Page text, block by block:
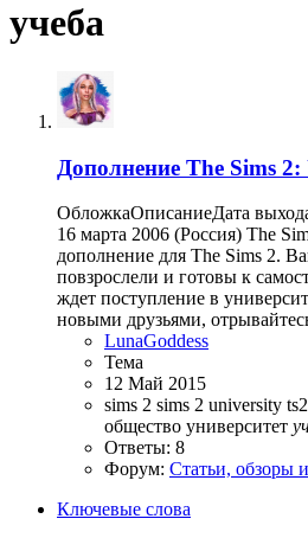
учеба
Дополнение The Sims 2:
ОбложкаОписаниеДата
16 марта 2006 (Россия) The
дополнение для The Sims 2.
повзрослели и готовы к
ждет поступление в
новыми друзьями,
LunaGoddess
Тема
12 Май 2015
sims 2 sims 2 university ts2
общество университет
Ответы: 8
Форум: Статьи, обзоры
Ключевые слова